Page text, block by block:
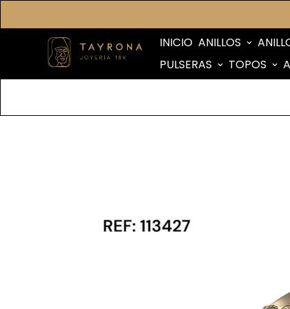
INICIO ANILLOS
PULSERAS
TOPOS